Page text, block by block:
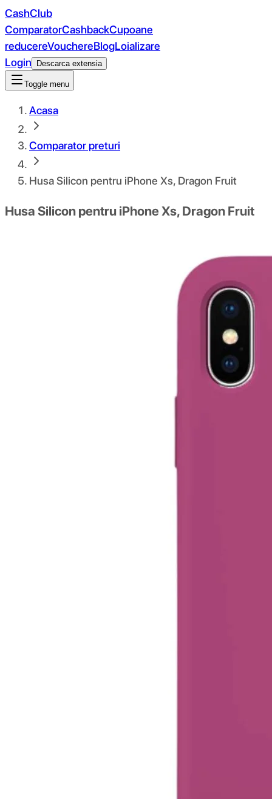
CashClub
ComparatorCashbackCupoane
reducereVouchereBlogLoializare
Login
Descarca extensia
Toggle menu
Acasa
Comparator preturi
Husa Silicon pentru iPhone Xs, Dragon Fruit
Husa Silicon pentru iPhone Xs, Dragon Fruit